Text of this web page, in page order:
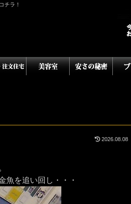
チラ！
2026.08.08
を追い回し・・・